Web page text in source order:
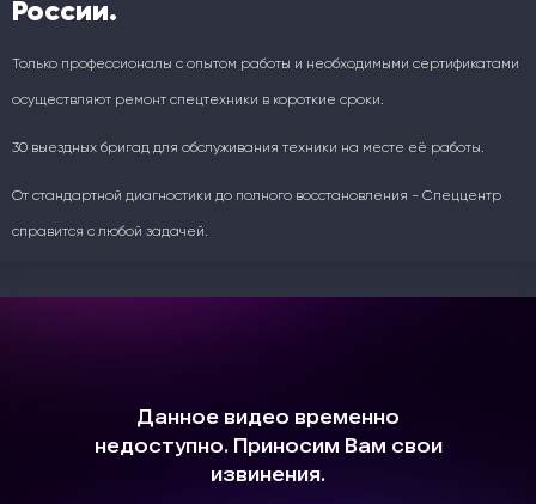
России.
Только профессионалы с опытом работы и необходимыми сертификатами
осуществляют ремонт спецтехники в короткие сроки.
30 выездных бригад для обслуживания техники на месте её работы.
От стандартной диагностики до полного восстановления - Спеццентр
справится с любой задачей.